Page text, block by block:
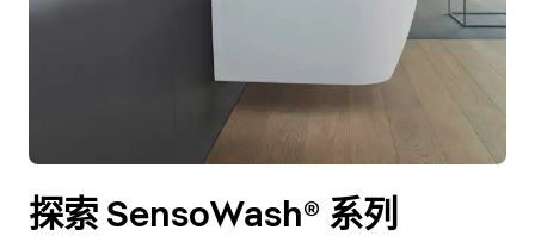
探索 SensoWash® 系列